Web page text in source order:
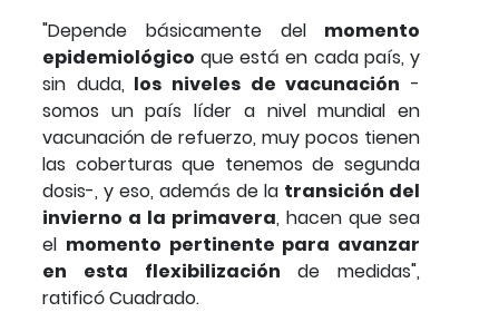
"Depende básicamente del momento
epidemiológico que está en cada país, y
sin duda, los niveles de vacunación -
somos un país líder a nivel mundial en
vacunación de refuerzo, muy pocos tienen
las coberturas que tenemos de segunda
dosis-, y eso, además de la transición del
invierno a la primavera, hacen que sea
el momento pertinente para avanzar
en esta flexibilización de medidas",
ratificó Cuadrado.